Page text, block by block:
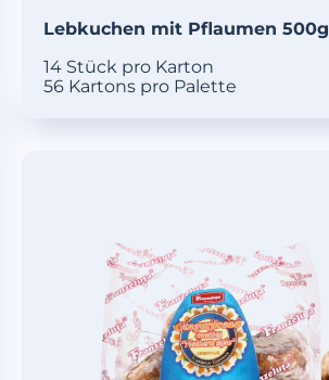
Lebkuchen mit Pflaumen 500g
14 Stück pro Karton
56 Kartons pro Palette